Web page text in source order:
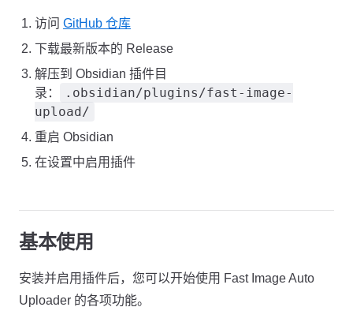
访问 GitHub 仓库
下载最新版本的 Release
解压到 Obsidian 插件目
录：
.obsidian/plugins/fast-image-
upload/
重启 Obsidian
在设置中启用插件
基本使用
安装并启用插件后，您可以开始使用 Fast Image Auto
Uploader 的各项功能。